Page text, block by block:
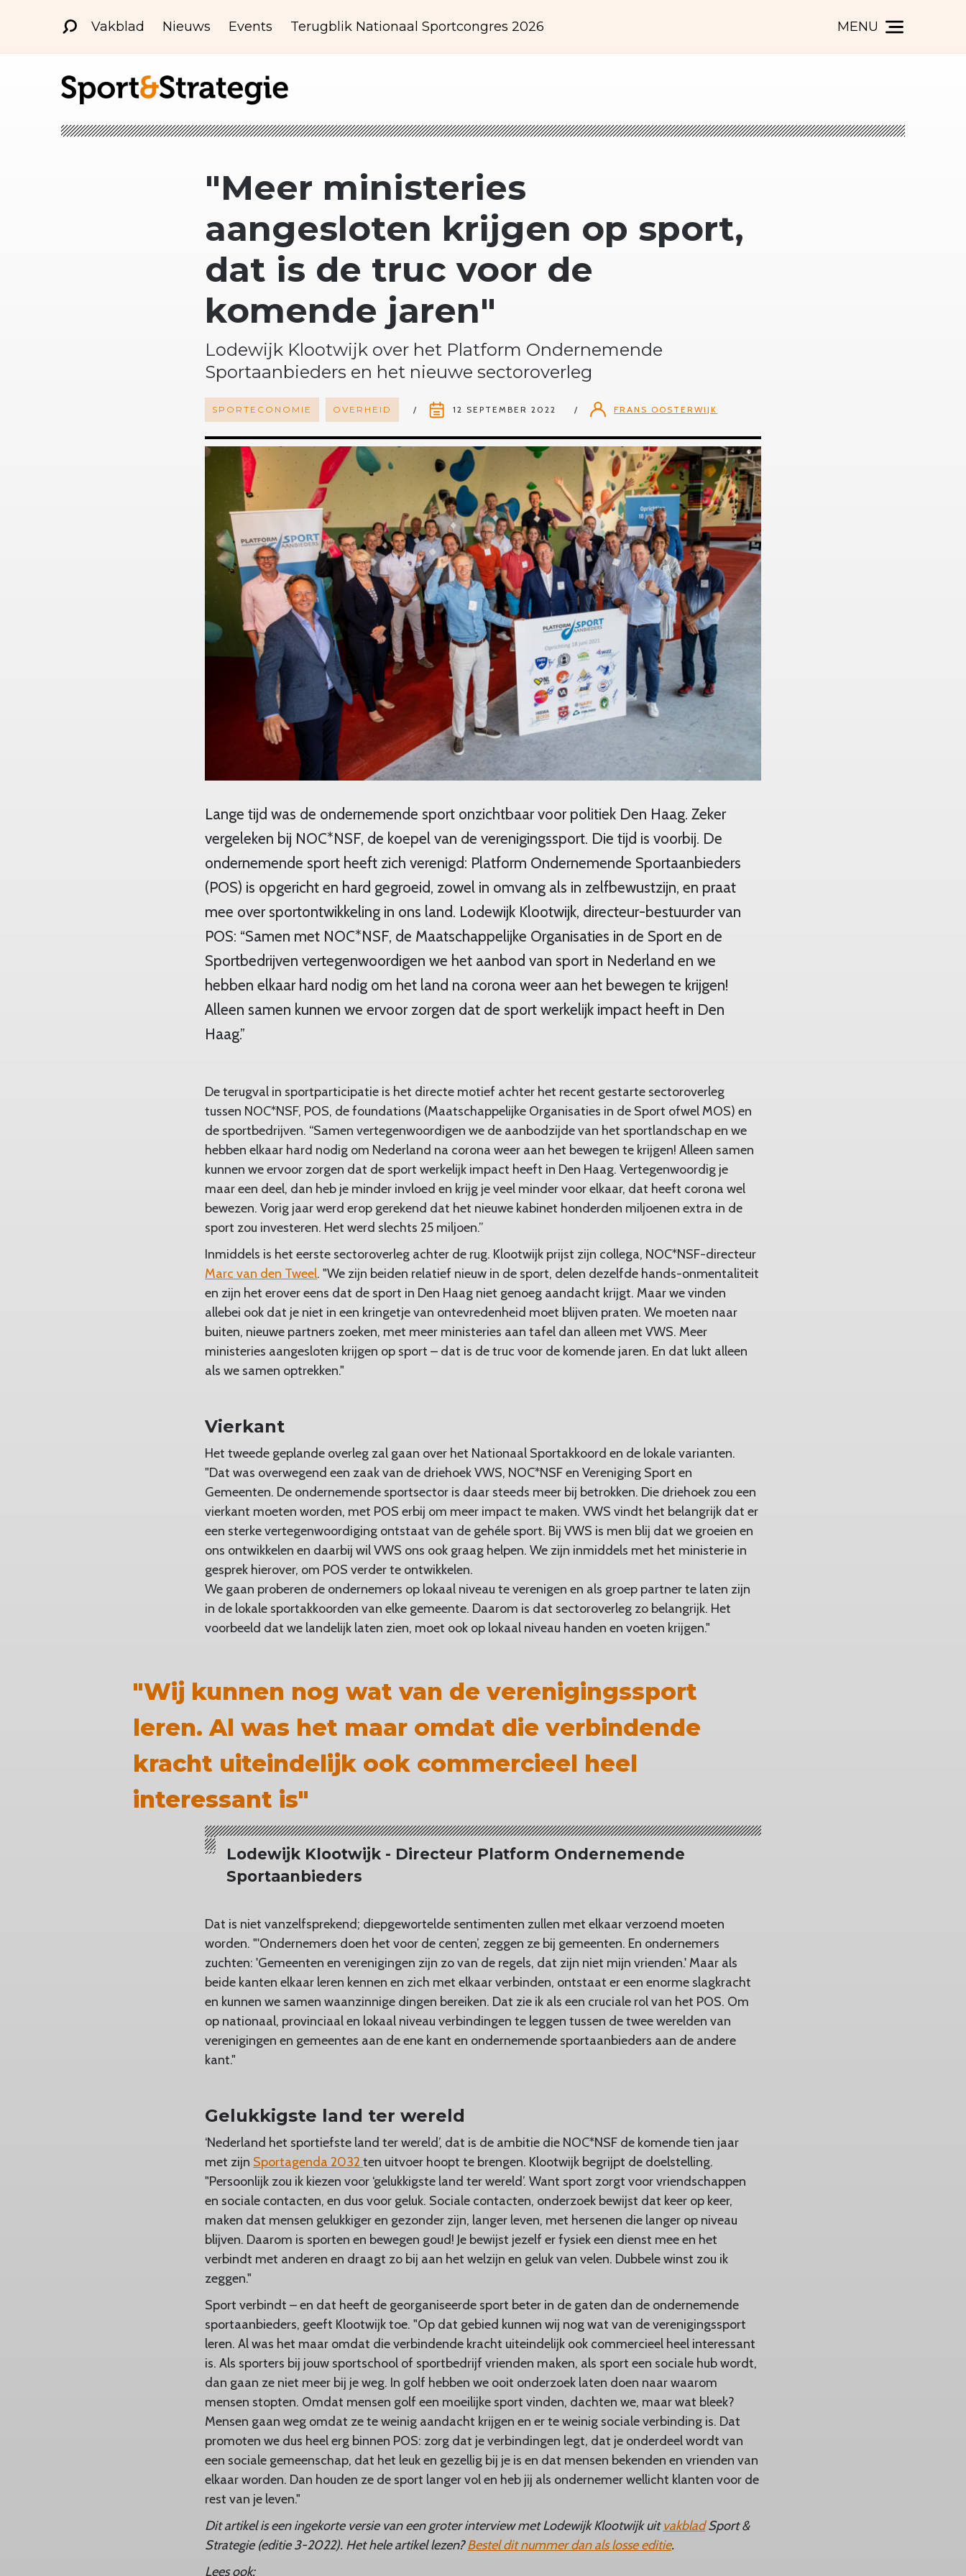
Vakblad Nieuws Events Terugblik Nationaal Sportcongres 2026 MENU
"Meer ministeries
aangesloten krijgen op sport,
dat is de truc voor de
komende jaren"
Lodewijk Klootwijk over het Platform Ondernemende
Sportaanbieders en het nieuwe sectoroverleg
SPORTECONOMIE OVERHEID 12 SEPTEMBER 2022 FRANS OOSTERWIJK
Lange tijd was de ondernemende sport onzichtbaar voor politiek Den Haag. Zeker
vergeleken bij NOC*NSF, de koepel van de verenigingssport. Die tijd is voorbij. De
ondernemende sport heeft zich verenigd: Platform Ondernemende Sportaanbieders
(POS) is opgericht en hard gegroeid, zowel in omvang als in zelfbewustzijn, en praat
mee over sportontwikkeling in ons land. Lodewijk Klootwijk, directeur-bestuurder van
POS: “Samen met NOC*NSF, de Maatschappelijke Organisaties in de Sport en de
Sportbedrijven vertegenwoordigen we het aanbod van sport in Nederland en we
hebben elkaar hard nodig om het land na corona weer aan het bewegen te krijgen!
Alleen samen kunnen we ervoor zorgen dat de sport werkelijk impact heeft in Den
Haag.”
De terugval in sportparticipatie is het directe motief achter het recent gestarte sectoroverleg
tussen NOC*NSF, POS, de foundations (Maatschappelijke Organisaties in de Sport ofwel MOS) en
de sportbedrijven. “Samen vertegenwoordigen we de aanbodzijde van het sportlandschap en we
hebben elkaar hard nodig om Nederland na corona weer aan het bewegen te krijgen! Alleen samen
kunnen we ervoor zorgen dat de sport werkelijk impact heeft in Den Haag. Vertegenwoordig je
maar een deel, dan heb je minder invloed en krijg je veel minder voor elkaar, dat heeft corona wel
bewezen. Vorig jaar werd erop gerekend dat het nieuwe kabinet honderden miljoenen extra in de
sport zou investeren. Het werd slechts 25 miljoen.”
Inmiddels is het eerste sectoroverleg achter de rug. Klootwijk prijst zijn collega, NOC*NSF-directeur
Marc van den Tweel. "We zijn beiden relatief nieuw in de sport, delen dezelfde hands-onmentaliteit
en zijn het erover eens dat de sport in Den Haag niet genoeg aandacht krijgt. Maar we vinden
allebei ook dat je niet in een kringetje van ontevredenheid moet blijven praten. We moeten naar
buiten, nieuwe partners zoeken, met meer ministeries aan tafel dan alleen met VWS. Meer
ministeries aangesloten krijgen op sport – dat is de truc voor de komende jaren. En dat lukt alleen
als we samen optrekken."
Vierkant
Het tweede geplande overleg zal gaan over het Nationaal Sportakkoord en de lokale varianten.
"Dat was overwegend een zaak van de driehoek VWS, NOC*NSF en Vereniging Sport en
Gemeenten. De ondernemende sportsector is daar steeds meer bij betrokken. Die driehoek zou een
vierkant moeten worden, met POS erbij om meer impact te maken. VWS vindt het belangrijk dat er
een sterke vertegenwoordiging ontstaat van de gehéle sport. Bij VWS is men blij dat we groeien en
ons ontwikkelen en daarbij wil VWS ons ook graag helpen. We zijn inmiddels met het ministerie in
gesprek hierover, om POS verder te ontwikkelen.
We gaan proberen de ondernemers op lokaal niveau te verenigen en als groep partner te laten zijn
in de lokale sportakkoorden van elke gemeente. Daarom is dat sectoroverleg zo belangrijk. Het
voorbeeld dat we landelijk laten zien, moet ook op lokaal niveau handen en voeten krijgen."
"Wij kunnen nog wat van deverenigingssport
leren. Al was het maar omdat die verbindende
kracht uiteindelijk ook commercieel heel
interessant is"
Lodewijk Klootwijk - Directeur Platform Ondernemende
Sportaanbieders
Dat is niet vanzelfsprekend; diepgewortelde sentimenten zullen met elkaar verzoend moeten
worden. "'Ondernemers doen het voor de centen’, zeggen ze bij gemeenten. En ondernemers
zuchten: 'Gemeenten en verenigingen zijn zo van de regels, dat zijn niet mijn vrienden.' Maar als
beide kanten elkaar leren kennen en zich met elkaar verbinden, ontstaat er een enorme slagkracht
en kunnen we samen waanzinnige dingen bereiken. Dat zie ik als een cruciale rol van het POS. Om
op nationaal, provinciaal en lokaal niveau verbindingen te leggen tussen de twee werelden van
verenigingen en gemeentes aan de ene kant en ondernemende sportaanbieders aan de andere
kant."
Gelukkigste land ter wereld
‘Nederland het sportiefste land ter wereld’, dat is de ambitie die NOC*NSF de komende tien jaar
met zijn Sportagenda 2032ten uitvoer hoopt te brengen. Klootwijk begrijpt de doelstelling.
"Persoonlijk zou ik kiezen voor ‘gelukkigste land ter wereld’. Want sport zorgt voor vriendschappen
en sociale contacten, en dus voor geluk. Sociale contacten, onderzoek bewijst dat keer op keer,
maken dat mensen gelukkiger en gezonder zijn, langer leven, met hersenen die langer op niveau
blijven. Daarom is sporten en bewegen goud! Je bewijst jezelf er fysiek een dienst mee en het
verbindt met anderen en draagt zo bij aan het welzijn en geluk van velen. Dubbele winst zou ik
zeggen."
Sport verbindt – en dat heeft de georganiseerde sport beter in de gaten dan de ondernemende
sportaanbieders, geeft Klootwijk toe. "Op dat gebied kunnen wij nog wat van de verenigingssport
leren. Al was het maar omdat die verbindende kracht uiteindelijk ook commercieel heel interessant
is. Als sporters bij jouw sportschool of sportbedrijf vrienden maken, als sport een sociale hub wordt,
dan gaan ze niet meer bij je weg. In golf hebben we ooit onderzoek laten doen naar waarom
mensen stopten. Omdat mensen golf een moeilijke sport vinden, dachten we, maar wat bleek?
Mensen gaan weg omdat ze te weinig aandacht krijgen en er te weinig sociale verbinding is. Dat
promoten we dus heel erg binnen POS: zorg dat je verbindingen legt, dat je onderdeel wordt van
een sociale gemeenschap, dat het leuk en gezellig bij je is en dat mensen bekenden en vrienden van
elkaar worden. Dan houden ze de sport langer vol en heb jij als ondernemer wellicht klanten voor de
rest van je leven."
Dit artikel is een ingekorte versie van een groter interview met Lodewijk Klootwijk uitvakbladSport &
Strategie (editie 3-2022). Het hele artikel lezen?Bestel dit nummer dan als losse editie.
Lees ook: